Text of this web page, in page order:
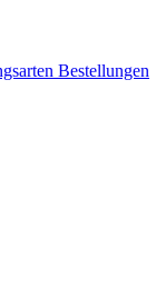
Bestellungen